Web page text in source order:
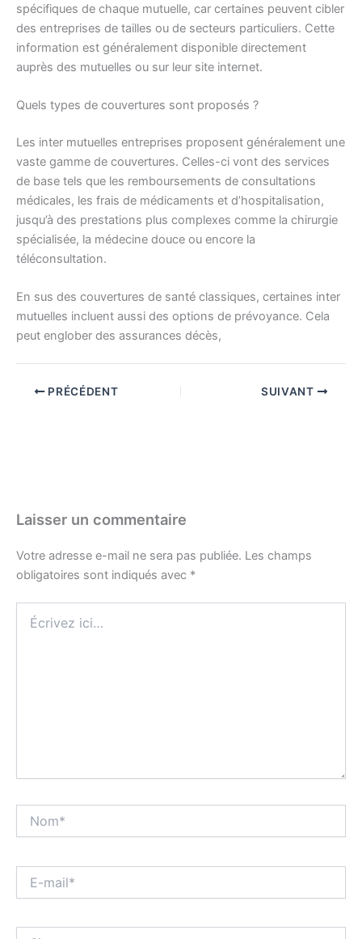
spécifiques de chaque mutuelle, car certaines peuvent cibler
des entreprises de tailles ou de secteurs particuliers. Cette
information est généralement disponible directement
auprès des mutuelles ou sur leur site internet.
Quels types de couvertures sont proposés ?
Les inter mutuelles entreprises proposent généralement une
vaste gamme de couvertures. Celles-ci vont des services
de base tels que les remboursements de consultations
médicales, les frais de médicaments et d’hospitalisation,
jusqu’à des prestations plus complexes comme la chirurgie
spécialisée, la médecine douce ou encore la
téléconsultation.
En sus des couvertures de santé classiques, certaines inter
mutuelles incluent aussi des options de prévoyance. Cela
peut englober des assurances décès,
PRÉCÉDENT SUIVANT
Laisser un commentaire
Votre adresse e-mail ne sera pas publiée. Les champs
obligatoires sont indiqués avec *
ici…
mail*